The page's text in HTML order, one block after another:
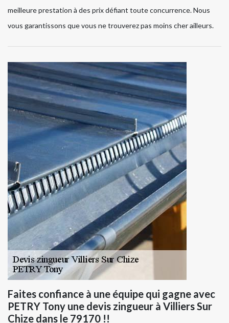
meilleure prestation à des prix défiant toute concurrence. Nous
vous garantissons que vous ne trouverez pas moins cher ailleurs.
Faites confiance à une équipe qui gagne avec
PETRY Tony une devis zingueur à Villiers Sur
Chize dans le 79170 !!